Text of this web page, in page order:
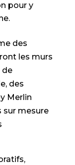
pour y
des
les murs
de
des
Merlin
mesure